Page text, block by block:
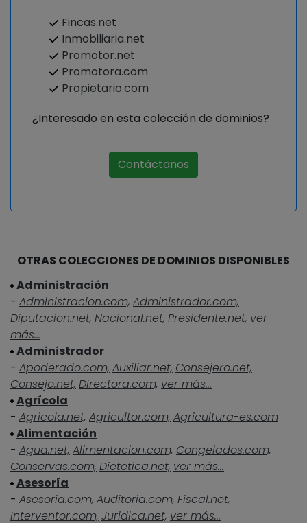
Fincas.net
Inmobiliaria.net
Promotor.net
Promotora.com
Propietario.com
¿Interesado en esta colección de dominios?
Contáctanos
OTRAS COLECCIONES DE DOMINIOS DISPONIBLES
Administración
- Administracion.com, Administrador.com,
Diputacion.net, Nacional.net, Presidente.net, ver
más...
Administrador
- Apoderado.com, Auxiliar.net, Consejero.net,
Consejo.net, Directora.com, ver más...
Agrícola
- Agricola.net, Agricultor.com, Agricultura-es.com
Alimentación
- Agua.net, Alimentacion.com, Congelados.com,
Conservas.com, Dietetica.net, ver más...
Asesoría
- Asesoria.com, Auditoria.com, Fiscal.net,
Interventor.com, Juridica.net, ver más...